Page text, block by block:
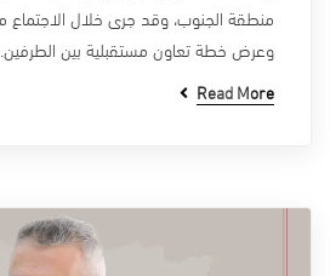
منطقة الجنوب، وقد جرى خلال الاجتماع
وعرض خطة تعاون مستقبلية بين الطرفين.
Read More